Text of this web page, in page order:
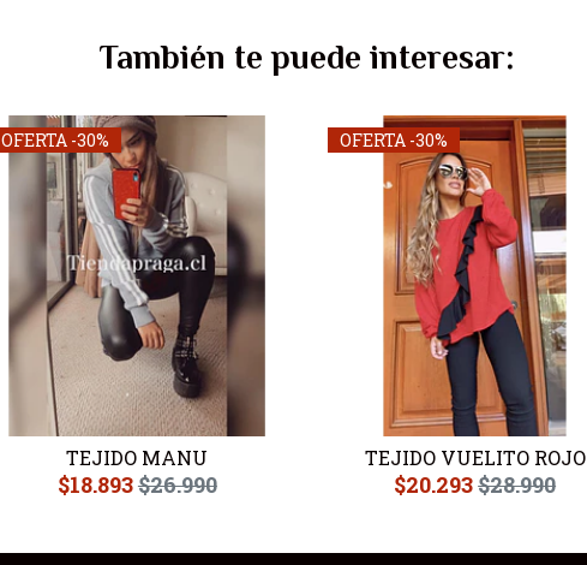
También te puede interesar:
OFERTA -30%
TEJIDO MANU
$18.893$26.990
OFERTA -30%
TEJIDO VUELITO ROJO
$20.293$28.990